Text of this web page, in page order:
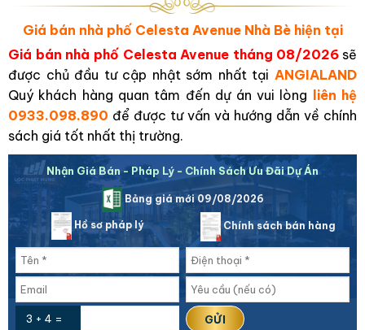
Giá bán nhà phố Celesta Avenue Nhà Bè hiện tại
Giá bán nhà phố Celesta Avenue tháng 08/2026 sẽ
được chủ đầu tư cập nhật sớm nhất tại ANGIALAND
Quý khách hàng quan tâm đến dự án vui lòng liên hệ
0933.098.890 để được tư vấn và hướng dẫn về chính
sách giá tốt nhất thị trường.
Nhận Giá Bán - Pháp Lý - Chính Sách Ưu Đãi Dự Án
Bảng giá mới 09/08/2026
Hồ sơ pháp lý Chính sách bán hàng
3 + 4 =